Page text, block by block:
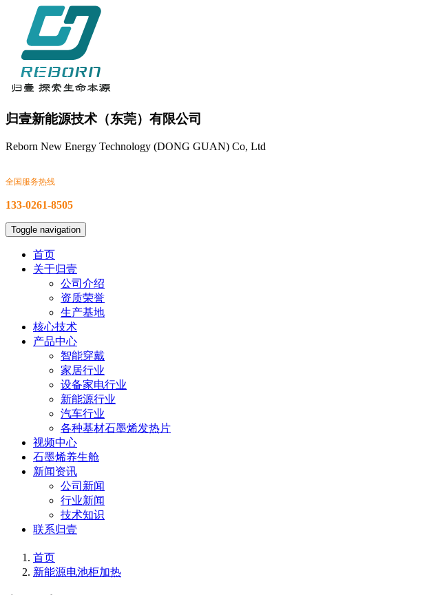
归壹新能源技术（东莞）有限公司
Reborn New Energy Technology (DONG GUAN) Co, Ltd
全国服务热线
133-0261-8505
Toggle navigation
首页
关于归壹
公司介绍
资质荣誉
生产基地
核心技术
产品中心
智能穿戴
家居行业
设备家电行业
新能源行业
汽车行业
各种基材石墨烯发热片
视频中心
石墨烯养生舱
新闻资讯
公司新闻
行业新闻
技术知识
联系归壹
首页
新能源电池柜加热